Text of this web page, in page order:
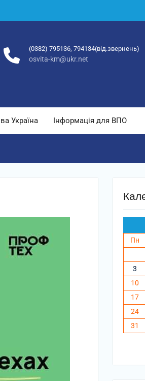
(0382) 795136, 794134(від.звернень)
osvita-km@ukr.net
Україна Інформація для ВПО
Пн
3
10
17
24
31